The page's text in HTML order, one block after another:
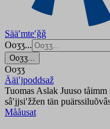
Sääʹmteʹǧǧ
Ooʒʒ...
Ooʒʒ...
Ooʒʒ
Ääiʹjpoddsaž
Tuomas Aslak Juuso tåimm
sâʹjjsiʹžžen tän
Mååusat